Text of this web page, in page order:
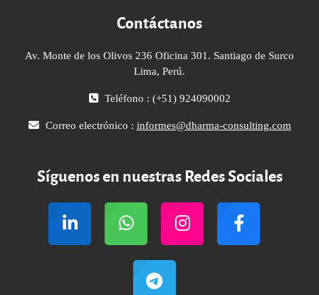
Contáctanos
Av. Monte de los Olivos 236 Oficina 301. Santiago de Surco
Lima, Perú.
Teléfono : (+51) 924090002
Correo electrónico : informes@dharma-consulting.com
Síguenos en nuestras Redes Sociales